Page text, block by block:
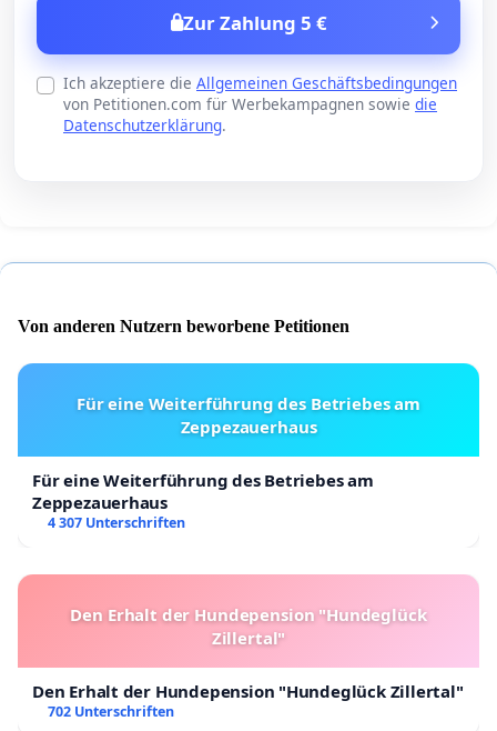
Zur Zahlung 5 €
Ich akzeptiere die Allgemeinen Geschäftsbedingungen
von Petitionen.com für Werbekampagnen sowie die
Datenschutzerklärung.
Von anderen Nutzern beworbene Petitionen
Für eine Weiterführung des Betriebes am
Zeppezauerhaus
Für eine Weiterführung des Betriebes am
Zeppezauerhaus
4 307 Unterschriften
Den Erhalt der Hundepension "Hundeglück
Zillertal"
Den Erhalt der Hundepension "Hundeglück Zillertal"
702 Unterschriften